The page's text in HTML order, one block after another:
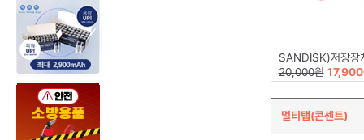
SANDISK)저장장치
20,000원 17,900
멀티탭(콘센트)